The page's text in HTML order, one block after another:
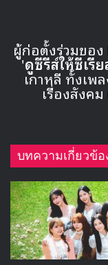
จากการได้
Momoland เ
การพัฒนาที่ดียิ่
เพลงนี้จะได้รั
Bboom
ผู้ก่อตั้งร่วมของ
'ดูซีรีส์ให้ซีเรี
เกาหลี ทั้งเพ
เรื่องสังค
บทความเกี่ยวข้อ